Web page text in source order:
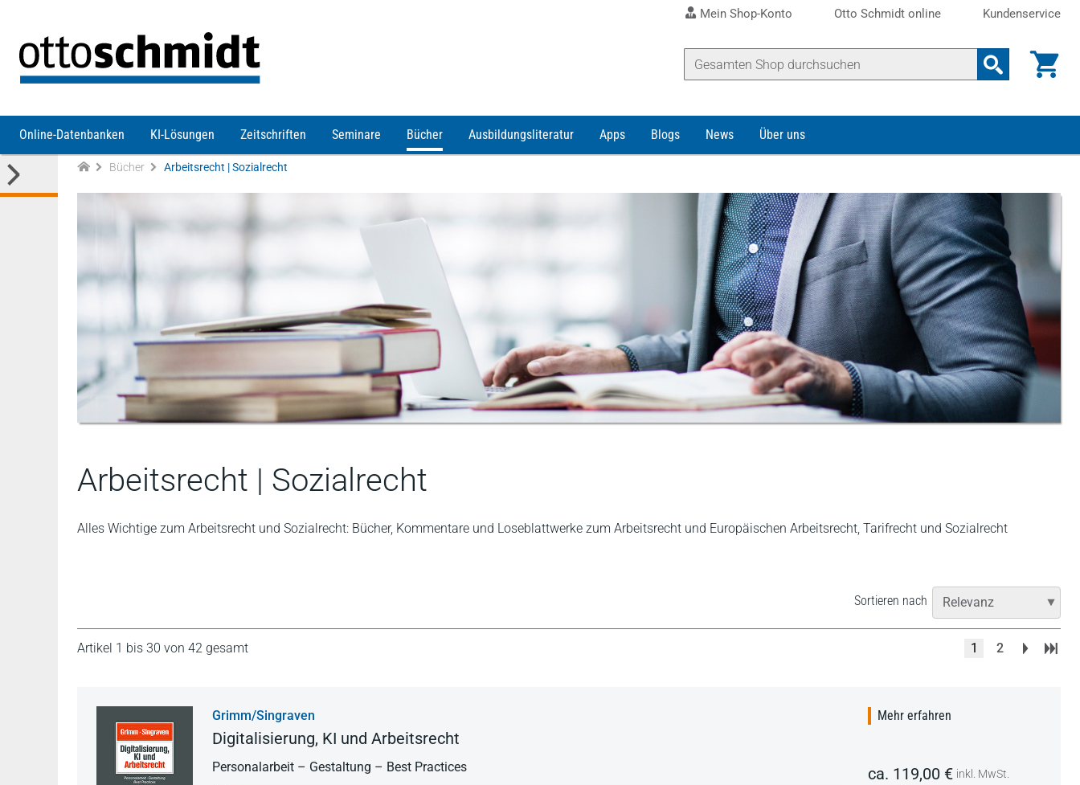
Mein Shop-Konto Otto Schmidt online Kundenservice
Online-Datenbanken KI-Lösungen Zeitschriften Seminare Bücher Ausbildungsliteratur Apps Blogs News Über uns
Bücher Arbeitsrecht | Sozialrecht
Arbeitsrecht | Sozialrecht
Alles Wichtige zum Arbeitsrecht und Sozialrecht: Bücher, Kommentare und Loseblattwerke zum Arbeitsrecht und Europäischen Arbeitsrecht, Tarifrecht und Sozialrecht
Sortieren nach
Artikel 1 bis 30 von 42 gesamt 1 2
Grimm/Singraven
Digitalisierung, KI und Arbeitsrecht
Personalarbeit – Gestaltung – Best Practices
Mehr erfahren
ca. 119,00 € inkl. MwSt.